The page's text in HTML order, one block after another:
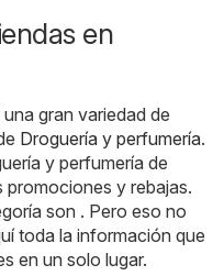
en
gran variedad de
Droguería y perfumería.
y perfumería de
promociones y rebajas.
son . Pero eso no
toda la información que
en un solo lugar.